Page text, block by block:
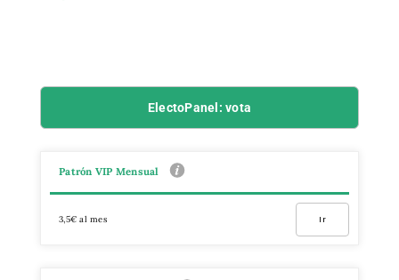
ElectoPanel: vota
Patrón VIP Mensual
3,5€ al mes Ir